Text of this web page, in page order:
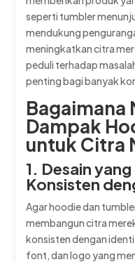
seperti tumbler
mendukung
meningkatkan citra
peduli terhadap
penting bagi banyak
Bagaimana
Dampak
untuk Citra
1. Desain
Konsisten
Agar hoodie dan
membangun citra
konsisten dengan
font, dan logo yang